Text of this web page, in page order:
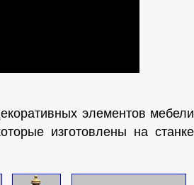
элементов мебели
изготовлены на станке